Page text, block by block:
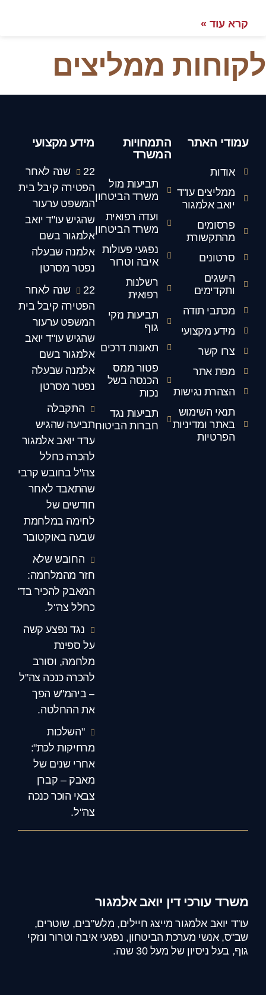
קרא עוד »
לקוחות ממליצים
משרד עורכי דין יואב אלמגור
עו"ד יואב אלמגור מייצג חיילים, מלש"בים, שוטרים,
שב"ס, אנשי מערכת הביטחון, נפגעי איבה וטרור ונזקי
גוף, בעל ניסיון של מעל 30 שנה.
מידע מקצועי
22 שנה לאחר
הפטירה קיבל בית
המשפט ערעור
שהגיש עו"ד יואב
אלמגור בשם
אלמנה שבעלה
נפטר מסרטן
22 שנה לאחר
הפטירה קיבל בית
המשפט ערעור
שהגיש עו"ד יואב
אלמגור בשם
אלמנה שבעלה
נפטר מסרטן
התקבלה
תביעה שהגיש
עו"ד יואב אלמגור
להכרה כחלל
צה"ל בחובש קרבי
שהתאבד לאחר
חודשים של
לחימה במלחמת
שבעה באוקטובר
החובש שלא
חזר מהמלחמה:
המאבק להכיר בד'
כחלל צה"ל.
נגד נפצע קשה
על ספינת
מלחמה, וסורב
להכרה כנכה צה"ל
– ביהמ"ש הפך
את ההחלטה.
"השלכות
מרחיקות לכת":
אחרי שנים של
מאבק – קברן
צבאי הוכר כנכה
צה"ל.
התמחויות
המשרד
תביעות מול
משרד הביטחון
ועדה רפואית
משרד הביטחון
נפגעי פעולות
איבה וטרור
רשלנות
רפואית
תביעות נזקי
גוף
תאונות דרכים
פטור ממס
הכנסה בשל
נכות
תביעות נגד
חברות הביטוח
עמודי האתר
אודות
ממליצים עו"ד
יואב אלמגור
פרסומים
מהתקשורת
סרטונים
הישגים
ותקדימים
מכתבי תודה
מידע מקצועי
צרו קשר
מפת אתר
הצהרת נגישות
תנאי השימוש
באתר ומדיניות
הפרטיות